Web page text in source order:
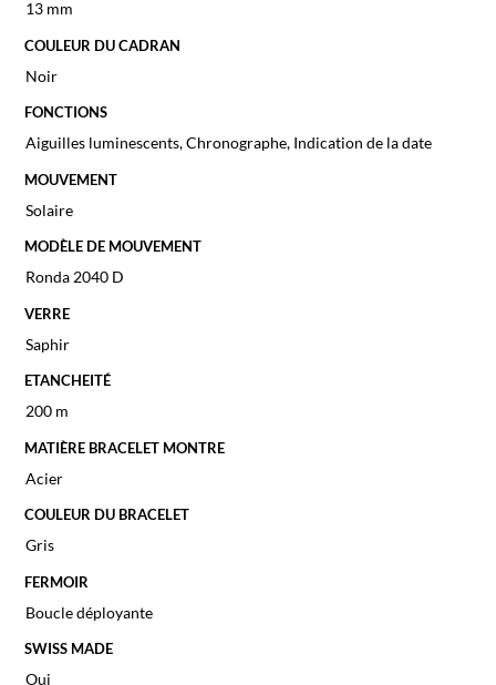
13 mm
COULEUR DU CADRAN
Noir
FONCTIONS
Aiguilles luminescents, Chronographe, Indication de la date
MOUVEMENT
Solaire
MODÈLE DE MOUVEMENT
Ronda 2040 D
VERRE
Saphir
ETANCHEITÉ
200 m
MATIÈRE BRACELET MONTRE
Acier
COULEUR DU BRACELET
Gris
FERMOIR
Boucle déployante
SWISS MADE
Oui